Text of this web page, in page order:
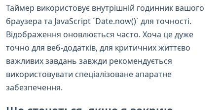
Таймер використовує внутрішній годинник вашого
браузера та JavaScript `Date.now()` для точності.
Відображення оновлюється часто. Хоча це дуже
точно для веб-додатків, для критичних життєво
важливих завдань завжди рекомендується
використовувати спеціалізоване апаратне
забезпечення.